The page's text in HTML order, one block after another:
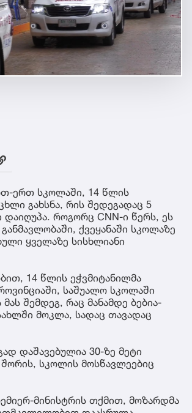
და სკოლის 5
მოკლა
16:05
ერთ სკოლაში, 14 წლის
გახსნა, რის შედეგადაც 5
როგორც CNN-ი წერს, ეს
ქვეყანაში სკოლაზე
ყველაზე სისხლიანი